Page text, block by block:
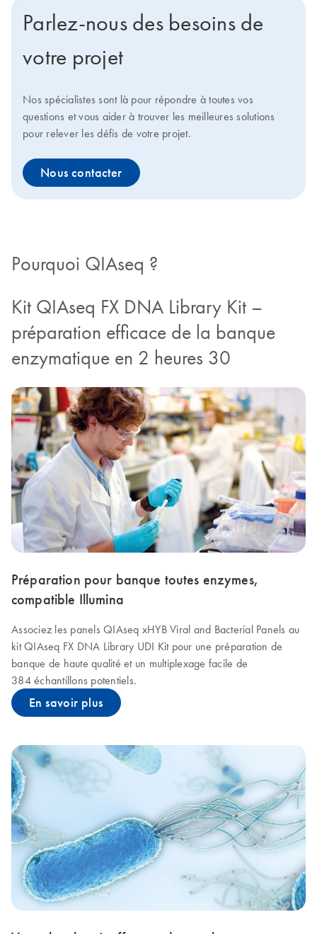
Parlez-nous des besoins de
votre projet
Nos spécialistes sont là pour répondre à toutes vos
questions et vous aider à trouver les meilleures solutions
pour relever les défis de votre projet.
Nous contacter
Pourquoi QIAseq ?
Kit QIAseq FX DNA Library Kit –
préparation efficace de la banque
enzymatique en 2 heures 30
Préparation pour banque toutes enzymes,
compatible Illumina
Associez les panels QIAseq xHYB Viral and Bacterial Panels au
kit QIAseq FX DNA Library UDI Kit pour une préparation de
banque de haute qualité et un multiplexage facile de
384 échantillons potentiels.
En savoir plus